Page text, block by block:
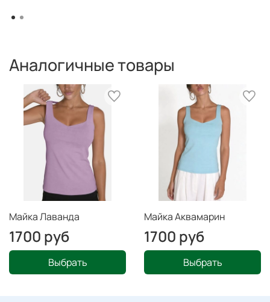
Аналогичные товары
Майка Лаванда
1700 руб
Выбрать
Майка Аквамарин
1700 руб
Выбрать